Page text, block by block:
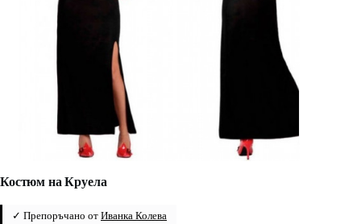
Костюм на Круела
✓ Препоръчано от Иванка Колева